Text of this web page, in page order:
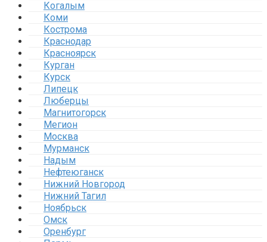
Когалым
Коми
Кострома
Краснодар
Красноярск
Курган
Курск
Липецк
Люберцы
Магнитогорск
Мегион
Москва
Мурманск
Надым
Нефтеюганск
Нижний Новгород
Нижний Тагил
Ноябрьск
Омск
Оренбург